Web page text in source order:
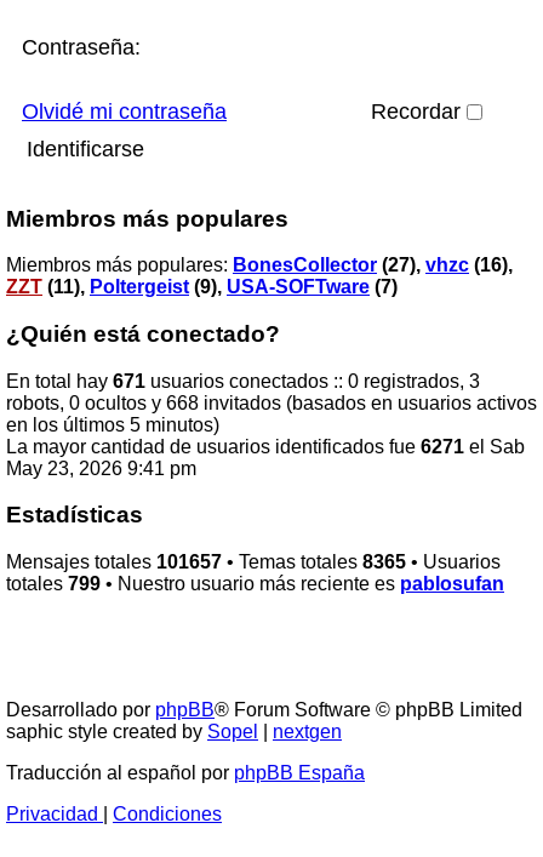
Contraseña:
Olvidé mi contraseña Recordar
Miembros más populares
Miembros más populares: BonesCollector (27), vhzc (16),
ZZT (11), Poltergeist (9), USA-SOFTware (7)
¿Quién está conectado?
En total hay 671 usuarios conectados :: 0 registrados, 3
robots, 0 ocultos y 668 invitados (basados en usuarios activos
en los últimos 5 minutos)
La mayor cantidad de usuarios identificados fue 6271 el Sab
May 23, 2026 9:41 pm
Estadísticas
Mensajes totales 101657 • Temas totales 8365 • Usuarios
totales 799 • Nuestro usuario más reciente es pablosufan
Desarrollado por phpBB® Forum Software © phpBB Limited
saphic style created by Sopel
nextgen
Traducción al español por phpBB España
Privacidad
Condiciones